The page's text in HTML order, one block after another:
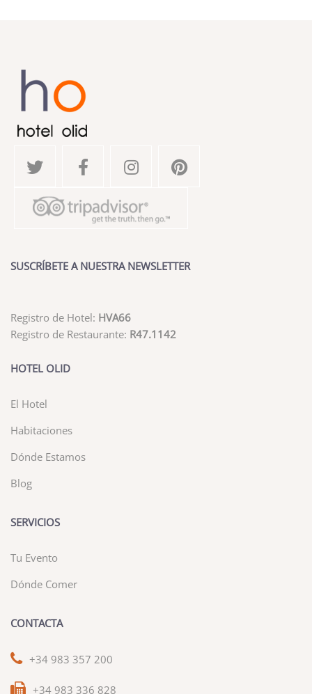
SUSCRÍBETE A NUESTRA NEWSLETTER
Registro de Hotel: HVA66
Registro de Restaurante: R47.1142
HOTEL OLID
El Hotel
Habitaciones
Dónde Estamos
Blog
SERVICIOS
Tu Evento
Dónde Comer
CONTACTA
+34 983 357 200
+34 983 336 828